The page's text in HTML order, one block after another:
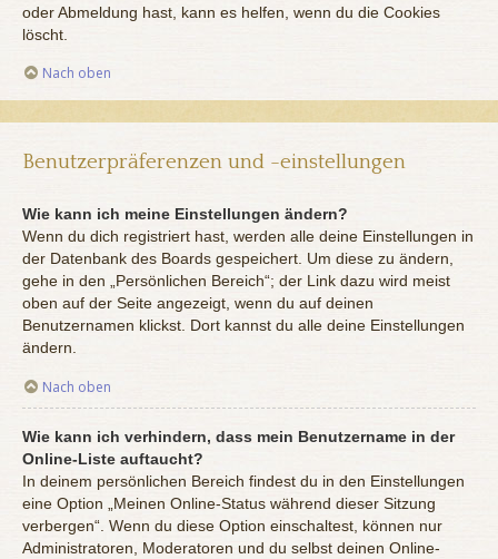
oder Abmeldung hast, kann es helfen, wenn du die Cookies
löscht.
Nach oben
Benutzerpräferenzen und -einstellungen
Wie kann ich meine Einstellungen ändern?
Wenn du dich registriert hast, werden alle deine Einstellungen in
der Datenbank des Boards gespeichert. Um diese zu ändern,
gehe in den „Persönlichen Bereich“; der Link dazu wird meist
oben auf der Seite angezeigt, wenn du auf deinen
Benutzernamen klickst. Dort kannst du alle deine Einstellungen
ändern.
Nach oben
Wie kann ich verhindern, dass mein Benutzername in der
Online-Liste auftaucht?
In deinem persönlichen Bereich findest du in den Einstellungen
eine Option „Meinen Online-Status während dieser Sitzung
verbergen“. Wenn du diese Option einschaltest, können nur
Administratoren, Moderatoren und du selbst deinen Online-